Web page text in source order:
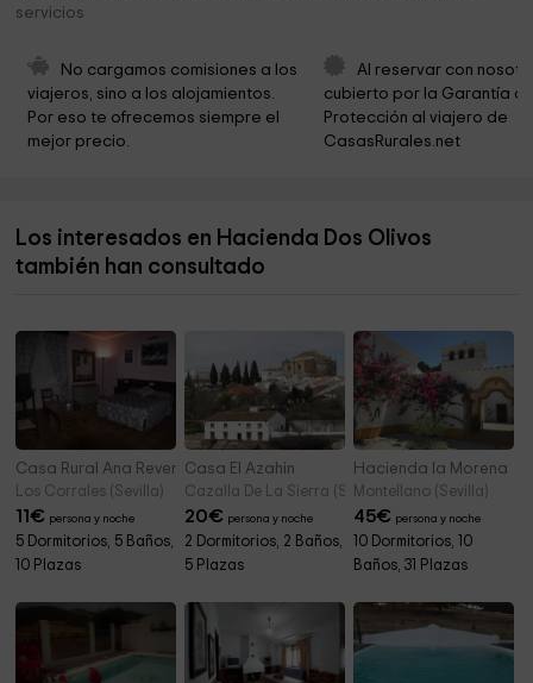
Gines Ayuntamiento
Gardenstore
Hermandad de Nuestra Señora del Rocío
Parroquia Nuestra Señora de Belén 8,3 km
Parroquia del Espíritu Santo de Mairena de Aljarafe
servicios
No cargamos comisiones a los
viajeros, sino a los alojamientos.
Por eso te ofrecemos siempre el
mejor precio.
Al reservar con
cubierto por la Garantía
Protección al viajero de
CasasRurales.net
Los interesados en Hacienda Dos Olivos
también han consultado
Casa Rural Ana Reverte
Los Corrales (Sevilla)
11€ persona y noche
5 Dormitorios, 5 Baños,
10 Plazas
Casa El Azahin
Cazalla De La Sierra (Sevilla)
20€ persona y noche
2 Dormitorios, 2 Baños,
5 Plazas
Hacienda la Morena
Montellano (Sevilla)
45€ persona y noche
10 Dormitorios, 10
Baños, 31 Plazas